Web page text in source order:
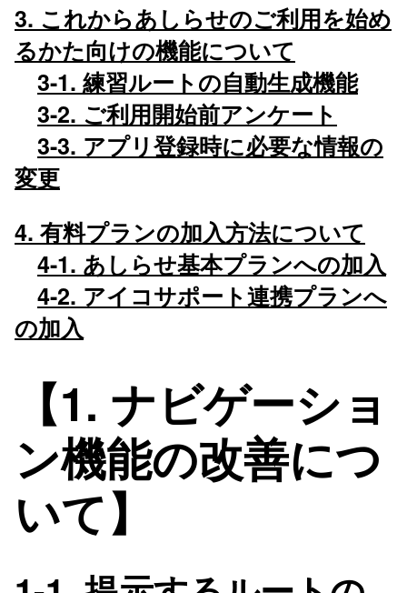
3. これからあしらせのご利用を始め
るかた向けの機能について
3-1. 練習ルートの自動生成機能
3-2. ご利用開始前アンケート
3-3. アプリ登録時に必要な情報の
変更
4. 有料プランの加入方法について
4-1. あしらせ基本プランへの加入
4-2. アイコサポート連携プランへ
の加入
【1. ナビゲーショ
ン機能の改善につ
いて】